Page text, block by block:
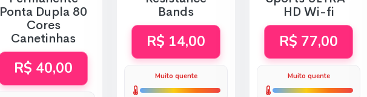
Ponta Dupla 80
Cores
Canetinhas
R$ 40,00
Bands
R$ 14,00
Muito quente
HD Wi-fi
R$ 77,00
Muito quente